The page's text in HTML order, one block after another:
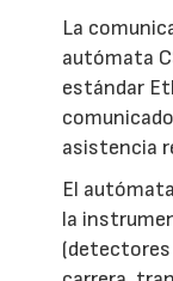
La
autómata
estándar
asistencia
El
la
(detectores